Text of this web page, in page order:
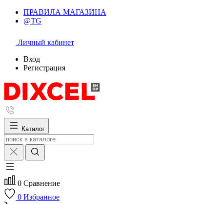
ПРАВИЛА МАГАЗИНА
@TG
Личный кабинет
Вход
Регистрация
Каталог
0 Сравнение
0 Избранное